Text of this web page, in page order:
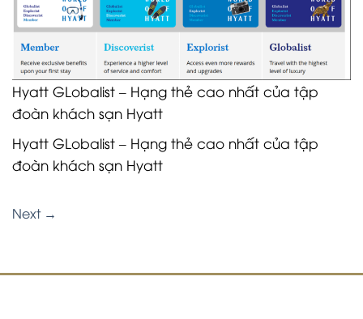
Hyatt GLobalist – Hạng thẻ cao nhất của tập
đoàn khách sạn Hyatt
Hyatt GLobalist – Hạng thẻ cao nhất của tập
đoàn khách sạn Hyatt
Next →